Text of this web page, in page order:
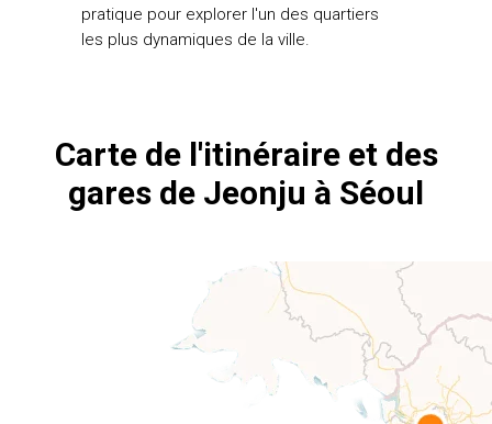
pratique pour explorer l'un des quartiers
les plus dynamiques de la ville.
Carte de l'itinéraire et des
gares de Jeonju à Séoul